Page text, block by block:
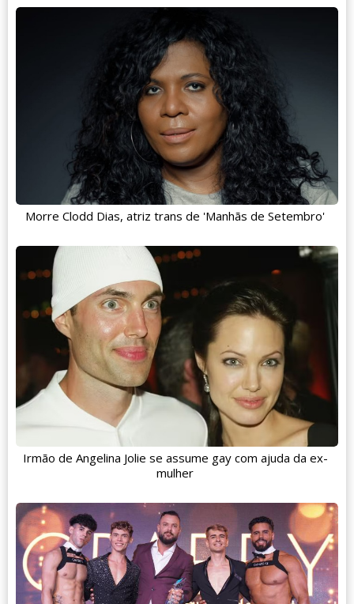
Morre Clodd Dias, atriz trans de 'Manhãs de Setembro'
Irmão de Angelina Jolie se assume gay com ajuda da ex-
mulher